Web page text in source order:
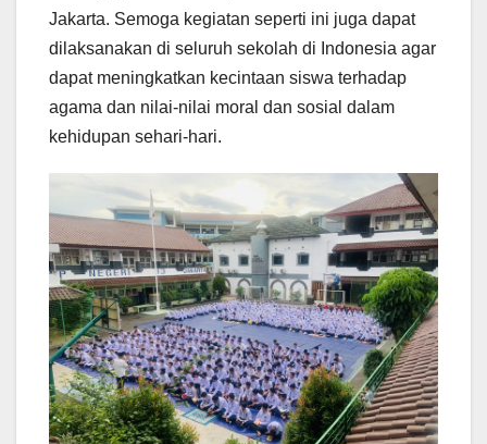
Jakarta. Semoga kegiatan seperti ini juga dapat
dilaksanakan di seluruh sekolah di Indonesia agar
dapat meningkatkan kecintaan siswa terhadap
agama dan nilai-nilai moral dan sosial dalam
kehidupan sehari-hari.